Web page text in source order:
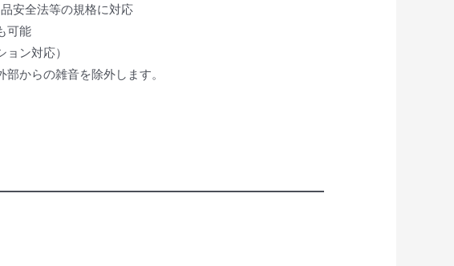
安全法等の規格に対応
可能
ン対応）
からの雑音を除外します。